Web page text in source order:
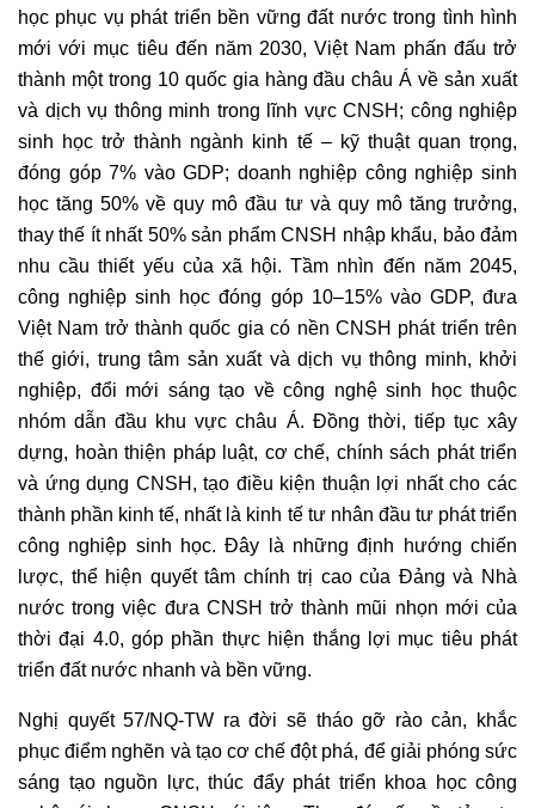
học phục vụ phát triển bền vững đất nước trong tình hình
mới với mục tiêu đến năm 2030, Việt Nam phấn đấu trở
thành một trong 10 quốc gia hàng đầu châu Á về sản xuất
và dịch vụ thông minh trong lĩnh vực CNSH; công nghiệp
sinh học trở thành ngành kinh tế – kỹ thuật quan trọng,
đóng góp 7% vào GDP; doanh nghiệp công nghiệp sinh
học tăng 50% về quy mô đầu tư và quy mô tăng trưởng,
thay thế ít nhất 50% sản phẩm CNSH nhập khẩu, bảo đảm
nhu cầu thiết yếu của xã hội. Tầm nhìn đến năm 2045,
công nghiệp sinh học đóng góp 10–15% vào GDP, đưa
Việt Nam trở thành quốc gia có nền CNSH phát triển trên
thế giới, trung tâm sản xuất và dịch vụ thông minh, khởi
nghiệp, đổi mới sáng tạo về công nghệ sinh học thuộc
nhóm dẫn đầu khu vực châu Á. Đồng thời, tiếp tục xây
dựng, hoàn thiện pháp luật, cơ chế, chính sách phát triển
và ứng dụng CNSH, tạo điều kiện thuận lợi nhất cho các
thành phần kinh tế, nhất là kinh tế tư nhân đầu tư phát triển
công nghiệp sinh học. Đây là những định hướng chiến
lược, thể hiện quyết tâm chính trị cao của Đảng và Nhà
nước trong việc đưa CNSH trở thành mũi nhọn mới của
thời đại 4.0, góp phần thực hiện thắng lợi mục tiêu phát
triển đất nước nhanh và bền vững.
Nghị quyết 57/NQ-TW ra đời sẽ tháo gỡ rào cản, khắc
phục điểm nghẽn và tạo cơ chế đột phá, để giải phóng sức
sáng tạo nguồn lực, thúc đẩy phát triển khoa học công